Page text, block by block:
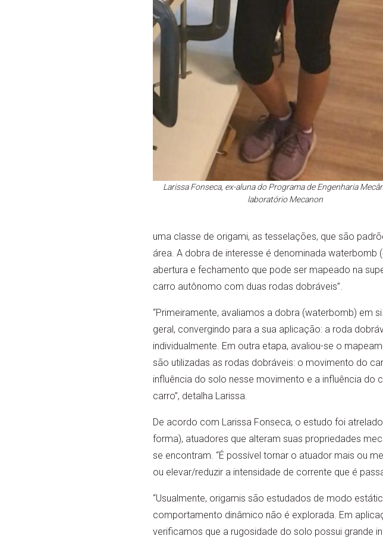
Larissa Fonseca, ex-aluna do Programa de Engenharia
laboratório Mecanon
uma classe de origami, as tesselações, que são
área. A dobra de interesse é denominada waterbomb
abertura e fechamento que pode ser mapeado na
carro autônomo com duas rodas dobráveis”.
“Primeiramente, avaliamos a dobra (waterbomb) em
geral, convergindo para a sua aplicação: a roda
individualmente. Em outra etapa, avaliou-se o
são utilizadas as rodas dobráveis: o movimento do
influência do solo nesse movimento e a influência
carro”, detalha Larissa.
De acordo com Larissa Fonseca, o estudo foi
forma), atuadores que alteram suas propriedades
se encontram. “É possível tornar o atuador mais ou
ou elevar/reduzir a intensidade de corrente que é
“Usualmente, origamis são estudados de modo
comportamento dinâmico não é explorada. Em
verificamos que a rugosidade do solo possui grande